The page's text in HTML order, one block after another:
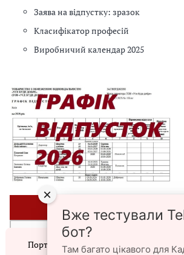
Заява на відпустку: зразок
Класифікатор професій
Виробничий календар 2025
⭐ЗРАЗКИ⭐
►Списки персонального військового
військовозобов’язаних та резервістів
Портал prokadry.com.ua використовує
Вже тестували
бот?
Там багато цікавого для
×